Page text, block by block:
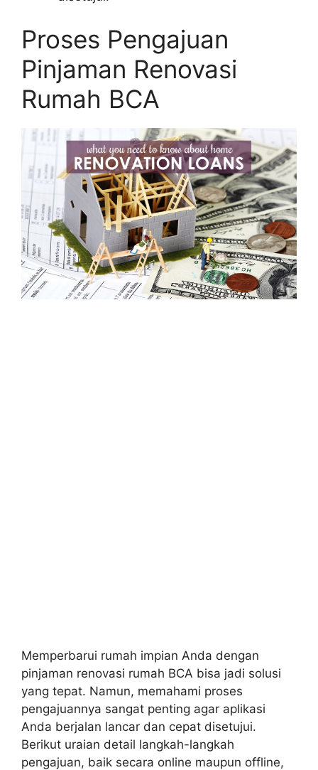
Proses Pengajuan
Pinjaman Renovasi
Rumah BCA
Memperbarui rumah impian Anda dengan
pinjaman renovasi rumah BCA bisa jadi solusi
yang tepat. Namun, memahami proses
pengajuannya sangat penting agar aplikasi
Anda berjalan lancar dan cepat disetujui.
Berikut uraian detail langkah-langkah
pengajuan, baik secara online maupun offline,